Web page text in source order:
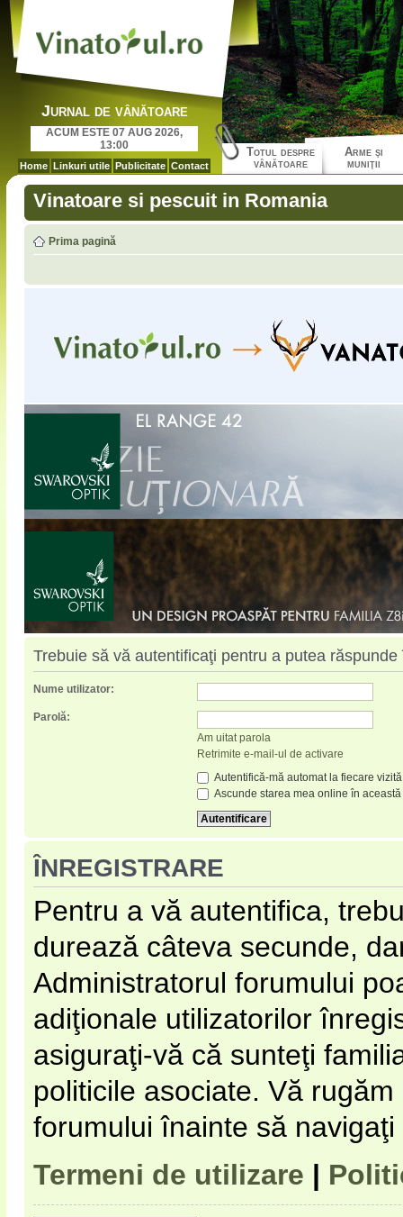
Jurnal de vânătoare
ACUM ESTE 07 AUG 2026,
13:00
Home Linkuri utile Publicitate Contact
Totul despre
vânătoare
Arme şi
muniţii
Vinatoare si pescuit in Romania
Prima pagină
Trebuie să vă autentificaţi pentru a putea
Nume utilizator:
Parolă:
Am uitat parola
Retrimite e-mail-ul de activare
Autentifică-mă automat la fiecare vizită
Ascunde starea mea online în
ÎNREGISTRARE
Pentru a vă autentifica,
durează câteva secunde,
Administratorul forumului
adiţionale utilizatorilor
asiguraţi-vă că sunteţi
politicile asociate. Vă
forumului înainte să
Termeni de utilizare |